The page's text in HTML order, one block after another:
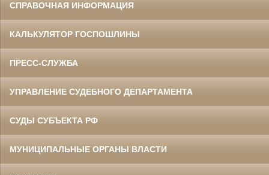
СПРАВОЧНАЯ ИНФОРМАЦИЯ
КАЛЬКУЛЯТОР ГОСПОШЛИНЫ
ПРЕСС-СЛУЖБА
УПРАВЛЕНИЕ СУДЕБНОГО ДЕПАРТАМЕНТА
СУДЫ СУБЪЕКТА РФ
МУНИЦИПАЛЬНЫЕ ОРГАНЫ ВЛАСТИ